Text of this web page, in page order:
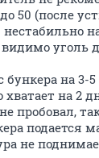
50 (после
видимо уголь
бункера на 3-
на 2
пробовал,
подается
не